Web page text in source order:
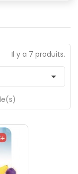
Il y a 7 produits.
